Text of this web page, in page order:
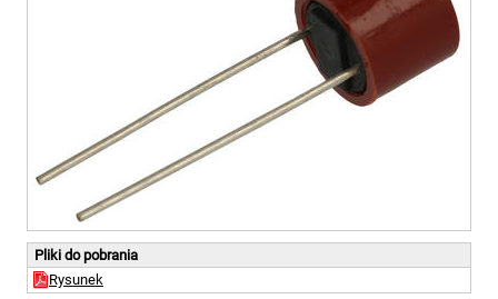
Pliki do pobrania
Rysunek